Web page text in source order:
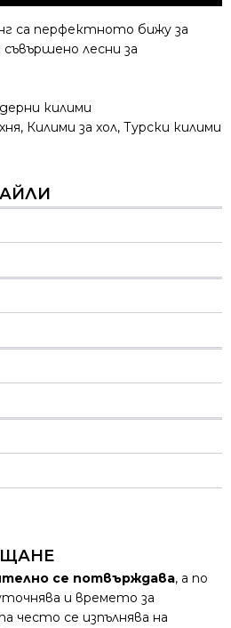
са перфектното бижу за
лесни за
килими
, Килими за хол, Турски килими
се потвърждава, а по
и времето за
често се изпълнява на